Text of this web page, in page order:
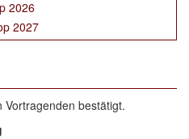
2026
2027
Vortragenden bestätigt.